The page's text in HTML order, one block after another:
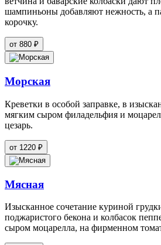
шампиньоны добавляют нежность, а
корочку.
от 880 ₽
Морская
Креветки в особой заправке, в
мягким сыром филадельфия и
цезарь.
от 1220 ₽
Мясная
Изысканное сочетание куриной
поджаристого бекона и колбасок
сыром моцарелла, на фирменном